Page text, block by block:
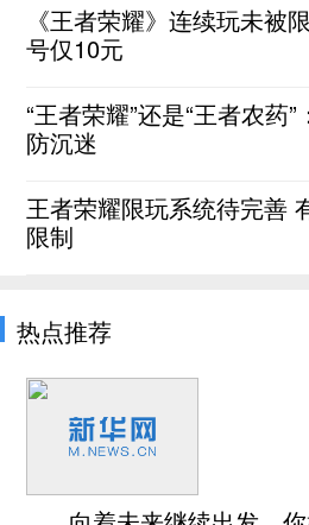
《王者荣耀》连续玩未被
号仅10元
“王者荣耀”还是“王者农药
防沉迷
王者荣耀限玩系统待完善
限制
热点推荐